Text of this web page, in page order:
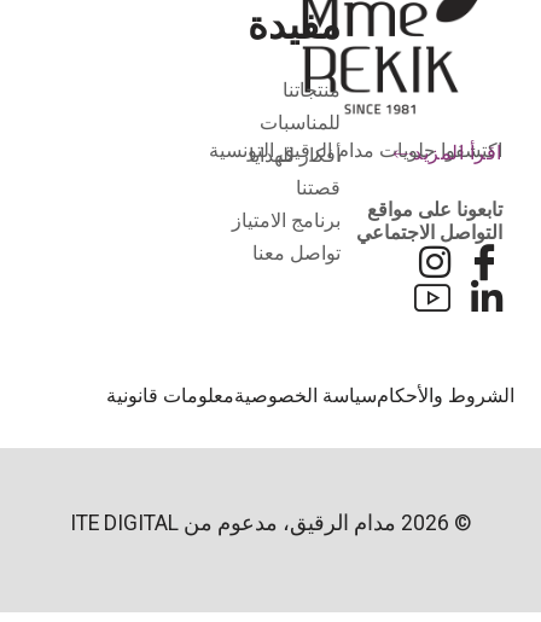
اكتشفوا حلويات مدام الرقيق التونسية
اقرأ المزيد
تابعونا على مواقع
التواصل الاجتماعي
مفيدة
منتجاتنا
للمناسبات
أفكار للهدايا
قصتنا
برنامج الامتياز
تواصل معنا
والأحكامسياسة الخصوصيةمعلومات قانونية
ITE DIGITAL